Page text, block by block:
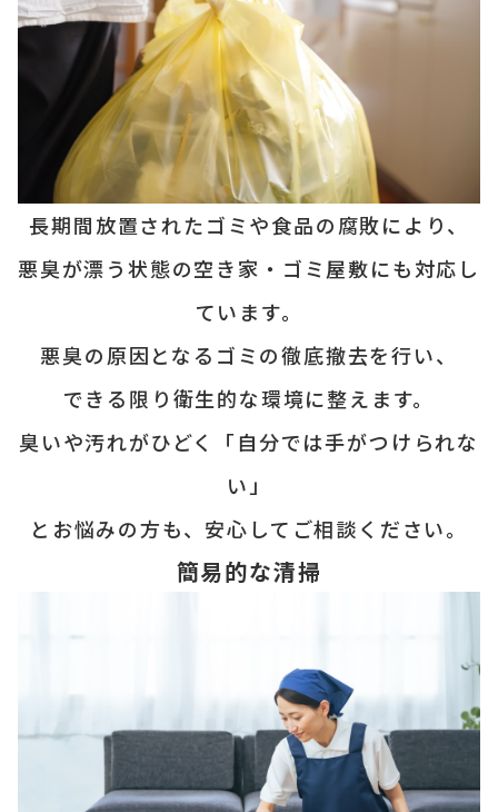
長期間放置されたゴミや食品の腐敗により、
悪臭が漂う状態の空き家・ ゴミ屋敷にも対応し
ています。
悪臭の原因となるゴミの徹底撤去を行い、
できる限り衛生的な環境に整えます。
臭いや汚れがひどく「自分では手がつけられな
い」
とお悩みの方も、 安心してご相談ください。
簡易的な清掃